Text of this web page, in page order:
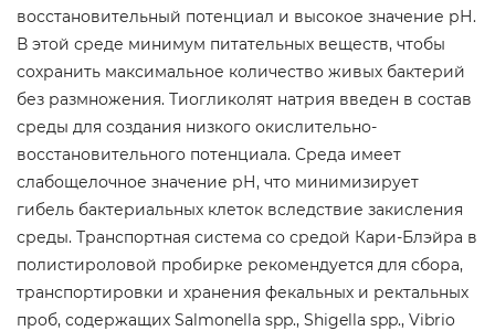
восстановительный потенциал и высокое значение рН.
В этой среде минимум питательных веществ, чтобы
сохранить максимальное количество живых бактерий
без размножения. Тиогликолят натрия введен в состав
среды для создания низкого окислительно-
восстановительного потенциала. Среда имеет
слабощелочное значение рН, что минимизирует
гибель бактериальных клеток вследствие закисления
среды. Транспортная система со средой Кари-Блэйра в
полистироловой пробирке рекомендуется для сбора,
транспортировки и хранения фекальных и ректальных
проб, содержащих Salmonella spp., Shigella spp., Vibrio